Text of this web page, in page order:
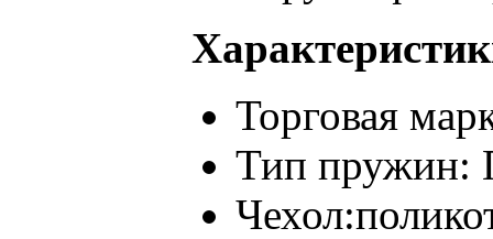
Торговая
Тип пружин: